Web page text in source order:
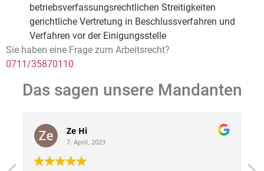
betriebsverfassungsrechtlichen Streitigkeiten
gerichtliche Vertretung in Beschlussverfahren und
Verfahren vor der Einigungsstelle
Sie haben eine Frage zum Arbeitsrecht?
0711/35870110
Das sagen unsere Mandanten
Ze Hi
7. April, 2023